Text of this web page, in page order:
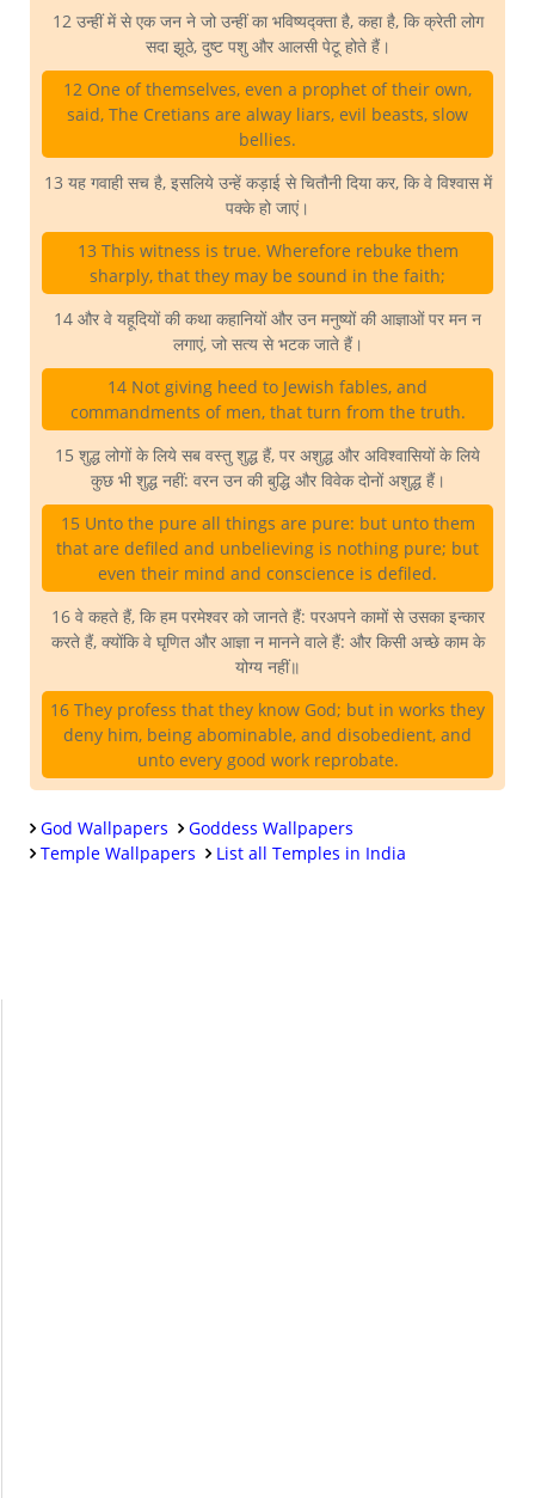
12 उन्हीं में से एक जन ने जो उन्हीं का भविष्यद्क्ता है, कहा है, कि क्रेती लोग
सदा झूठे, दुष्ट पशु और आलसी पेटू होते हैं।
12 One of themselves, even a prophet of their own,
said, The Cretians are alway liars, evil beasts, slow
bellies.
13 यह गवाही सच है, इसलिये उन्हें कड़ाई से चितौनी दिया कर, कि वे विश्वास में
पक्के हो जाएं।
13 This witness is true. Wherefore rebuke them
sharply, that they may be sound in the faith;
14 और वे यहूदियों की कथा कहानियों और उन मनुष्यों की आज्ञाओं पर मन न
लगाएं, जो सत्य से भटक जाते हैं।
14 Not giving heed to Jewish fables, and
commandments of men, that turn from the truth.
15 शुद्ध लोगों के लिये सब वस्तु शुद्ध हैं, पर अशुद्ध और अविश्वासियों के लिये
कुछ भी शुद्ध नहीं: वरन उन की बुद्धि और विवेक दोनों अशुद्ध हैं।
15 Unto the pure all things are pure: but unto them
that are defiled and unbelieving is nothing pure; but
even their mind and conscience is defiled.
16 वे कहते हैं, कि हम परमेश्वर को जानते हैं: परअपने कामों से उसका इन्कार
करते हैं, क्योंकि वे घृणित और आज्ञा न मानने वाले हैं: और किसी अच्छे काम के
योग्य नहीं॥
16 They profess that they know God; but in works they
deny him, being abominable, and disobedient, and
unto every good work reprobate.
God Wallpapers
Goddess Wallpapers
Temple Wallpapers
List all Temples in India